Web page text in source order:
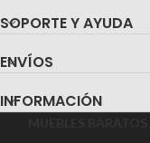
SOPORTE Y AYUDA
ENVÍOS
INFORMACIÓN